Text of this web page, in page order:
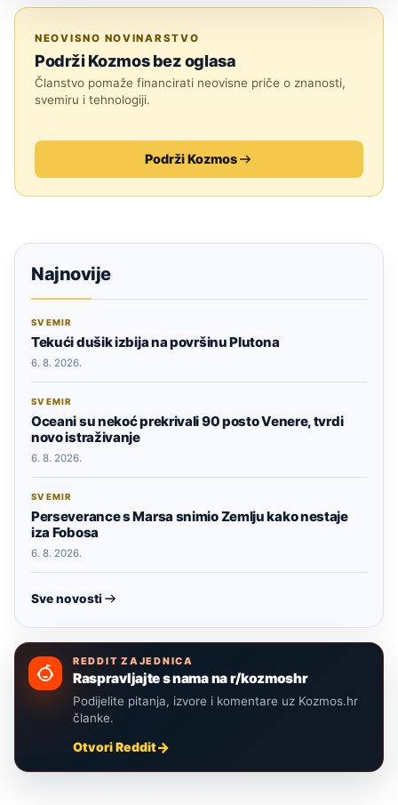
NEOVISNO NOVINARSTVO
Podrži Kozmos bez oglasa
Članstvo pomaže financirati neovisne priče o znanosti,
svemiru i tehnologiji.
Podrži Kozmos
Najnovije
SVEMIR
Tekući dušik izbija na površinu Plutona
6. 8. 2026.
SVEMIR
Oceani su nekoć prekrivali 90 posto Venere, tvrdi
novo istraživanje
6. 8. 2026.
SVEMIR
Perseverance s Marsa snimio Zemlju kako nestaje
iza Fobosa
6. 8. 2026.
Sve novosti
REDDIT ZAJEDNICA
Raspravljajte s nama na r/kozmoshr
Podijelite pitanja, izvore i komentare uz Kozmos.hr
članke.
Otvori Reddit